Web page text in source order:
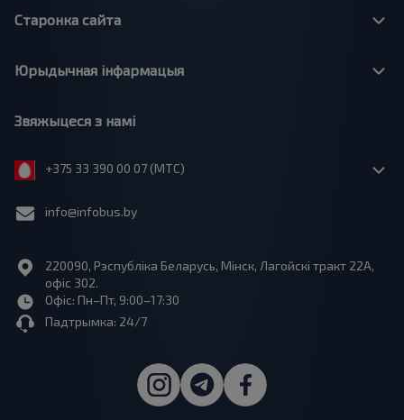
Старонка сайта
Юрыдычная інфармацыя
Звяжыцеся з намі
+375 33 390 00 07 (МТС)
info@infobus.by
220090, Рэспубліка Беларусь, Мінск, Лагойскі тракт 22A,
офіс 302.
Офіс: Пн–Пт, 9:00–17:30
Падтрымка: 24/7